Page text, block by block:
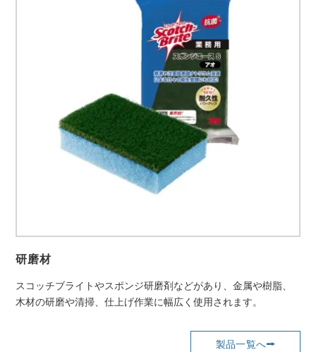
研磨材
スコッチブライトやスポンジ研磨剤などがあり、金属や樹脂、
木材の研磨や清掃、仕上げ作業に幅広く使用されます。
製品一覧へ